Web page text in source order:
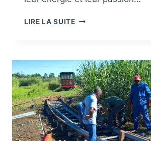
LIRE LA SUITEL
I
E
F
E
R
R
É
E